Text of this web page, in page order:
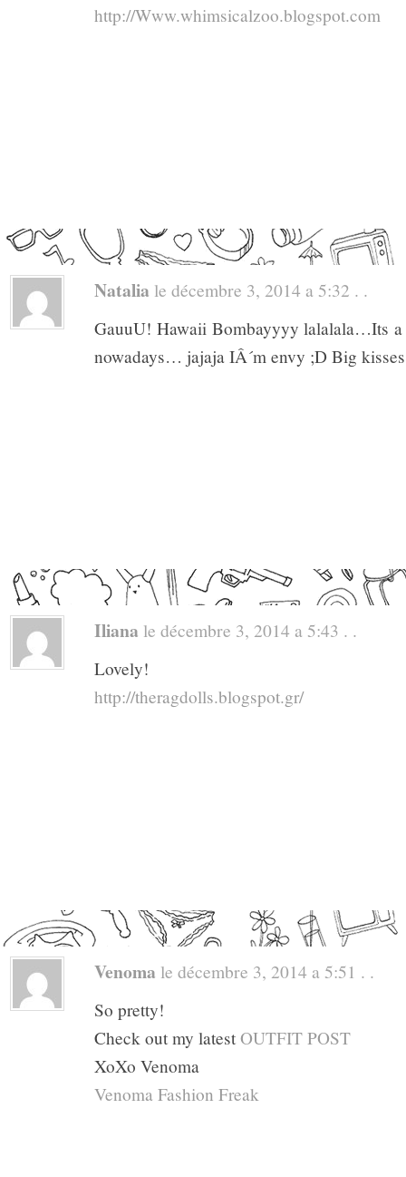
http://Www.whimsicalzoo.blogspot.com
Natalia le décembre 3, 2014 a 5:32 . .
GauuU! Hawaii Bombayyyy lalalala…Its
nowadays… jajaja IÂ´m envy ;D Big
Iliana le décembre 3, 2014 a 5:43 . .
Lovely!
http://theragdolls.blogspot.gr/
Venoma le décembre 3, 2014 a 5:51 . .
So pretty!
Check out my latest OUTFIT POST
XoXo Venoma
Venoma Fashion Freak